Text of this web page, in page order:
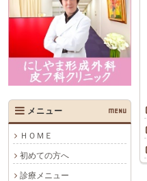
メニュー MENU
ＨＯＭＥ
初めての方へ
診療メニュー